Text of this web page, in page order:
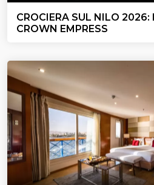
CROCIERA SUL NILO 2026:
CROWN EMPRESS